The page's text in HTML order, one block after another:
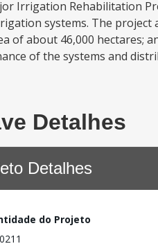
Irrigation Rehabilitation
systems. The project
of about 46,000 hectares;
of the systems and
Detalhes
Detalhes
do Projeto